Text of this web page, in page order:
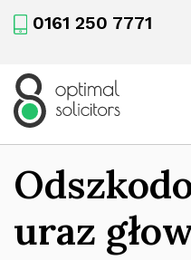
0161 250 7771
uraz